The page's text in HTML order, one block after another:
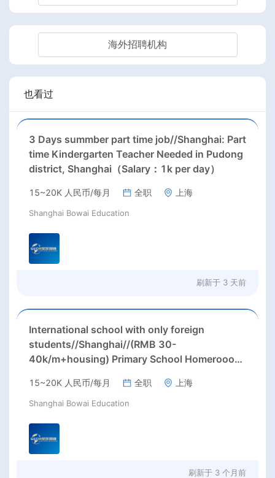
海外招聘机构
也看过
3 Days summber part time job//Shanghai: Part
time Kindergarten Teacher Needed in Pudong
district, Shanghai（Salary：1k per day）
15~20K 人民币/每月 全职 上海
Shanghai Bowai Education
刷新于 3 天前
International school with only foreign
students//Shanghai//(RMB 30-
40k/m+housing) Primary School Homerooom
15~20K 人民币/每月 全职 上海
Shanghai Bowai Education
刷新于 3 个月前